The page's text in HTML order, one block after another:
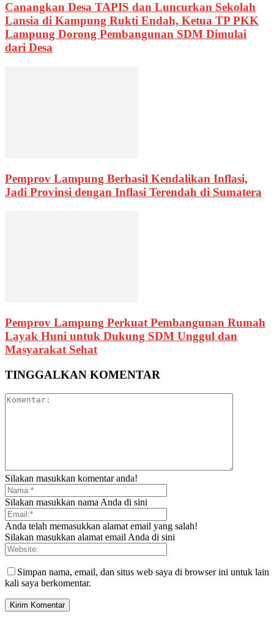
Canangkan Desa TAPIS dan Luncurkan Sekolah
Lansia di Kampung Rukti Endah, Ketua TP PKK
Lampung Dorong Pembangunan SDM Dimulai
dari Desa
Pemprov Lampung Berhasil Kendalikan Inflasi,
Jadi Provinsi dengan Inflasi Terendah di Sumatera
Pemprov Lampung Perkuat Pembangunan Rumah
Layak Huni untuk Dukung SDM Unggul dan
Masyarakat Sehat
TINGGALKAN KOMENTAR
Silakan masukkan komentar anda!
Silakan masukkan nama Anda di sini
Anda telah memasukkan alamat email yang salah!
Silakan masukkan alamat email Anda di sini
Simpan nama, email, dan situs web saya di browser ini untuk lain
kali saya berkomentar.